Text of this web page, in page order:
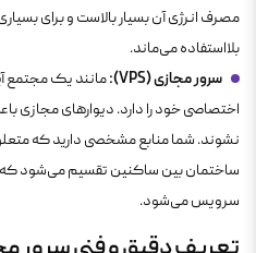
مصرف انرژی آن بسیار بالاست و برای
بلااستفاده می‌ماند.
سرور مجازی (VPS):
مانند یک مجتمع
اختصاصی خود را دارد. دیوارهای مجازی
نشوند. شما منابع مشخصی دارید که
ساختمان بین ساکنین تقسیم می‌شود که
سرویس می‌شود.